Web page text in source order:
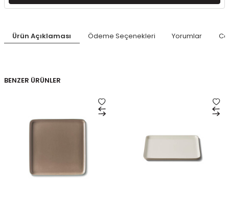
Ürün Açıklaması Ödeme Seçenekleri Yorumlar
BENZER ÜRÜNLER